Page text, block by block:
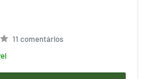
11 comentários